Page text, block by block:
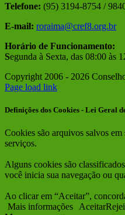
Telefone: (95) 3194-8754 /
E-mail: roraima@cref8.org.br
Horário de Funcionamento:
Segunda à Sexta, das 08:00 às
Copyright 2006 - 2026
Facebook
Instagram
Page load link
Definições dos Cookies - Lei Geral
Cookies são arquivos salvos
serviços.
Alguns cookies são
você inicia sua navegação ou
Ao clicar em “Aceitar”,
Mais informações
Aceitar